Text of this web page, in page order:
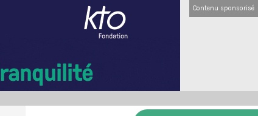
Contenu sponsorisé